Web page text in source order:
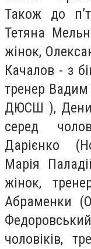
Також до
Тетяна
жінок,
Качалов - з
тренер
ДЮСШ ),
серед
Дарієнко
Марія
жінок,
Абраменки
чоловіків,